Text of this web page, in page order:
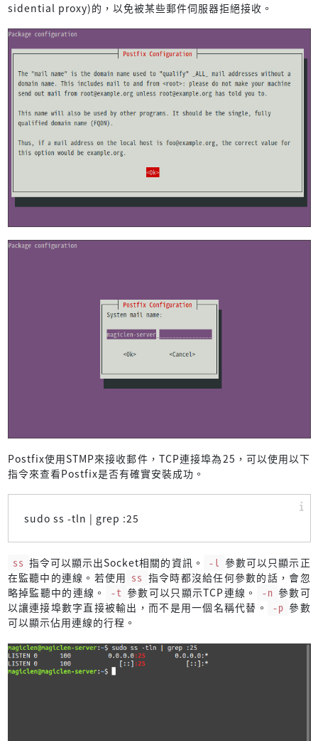
sidential proxy)的，以免被某些郵件伺服器拒絕接收。
Postfix使用STMP來接收郵件，TCP連接埠為25，可以使用以下
指令來查看Postfix是否有確實安裝成功。
sudo ss -tln | grep :25
ss 指令可以顯示出Socket相關的資訊。 -l 參數可以只顯示正
在監聽中的連線。若使用 ss 指令時都沒給任何參數的話，會忽
略掉監聽中的連線。
-t 參數可以只顯示TCP連線。 -n 參數可
以讓連接埠數字直接被輸出，而不是用一個名稱代替。
-p 參數
可以顯示佔用連線的行程。